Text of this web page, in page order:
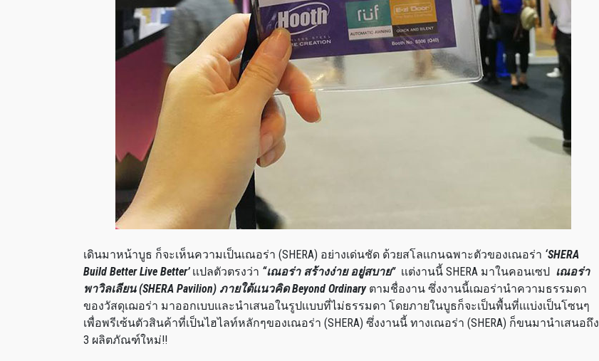
เดินมาหน้าบูธ ก็จะเห็นความเป็นเณอร่า (SHERA) อย่างเด่นชัด ด้วยสโลเเกนฉพาะตัวของเณอร่า ‘SHERA
Build Better Live Better’เเปลตัวตรงว่า “เณอร่า สร้างง่าย อยู่สบาย” เเต่งานนี้ SHERA มาในคอนเซป เณอร่า
พาวิลเลียน (SHERA Pavilion) ภายใต้เเนวคิด Beyond Ordinary ตามชื่องาน ซึ่งงานนี้เฌอร่านำความธรรมดา
ของวัสดุเฌอร่า มาออกเบบเเละนำเสนอในรูปเเบบที่ไม่ธรรมดา โดยภายในบูธก็จะเป็นพื้นที่เเเบ่งเป็นโซนๆ
เพื่อพรีเซ้นตัวสินค้าที่เป็นไฮไลท์หลักๆของเณอร่า (SHERA) ซึ่งงานนี้ ทางเณอร่า (SHERA) ก็ขนมานำเสนอถึง
3 ผลิตภัณฑ์ใหม่!!